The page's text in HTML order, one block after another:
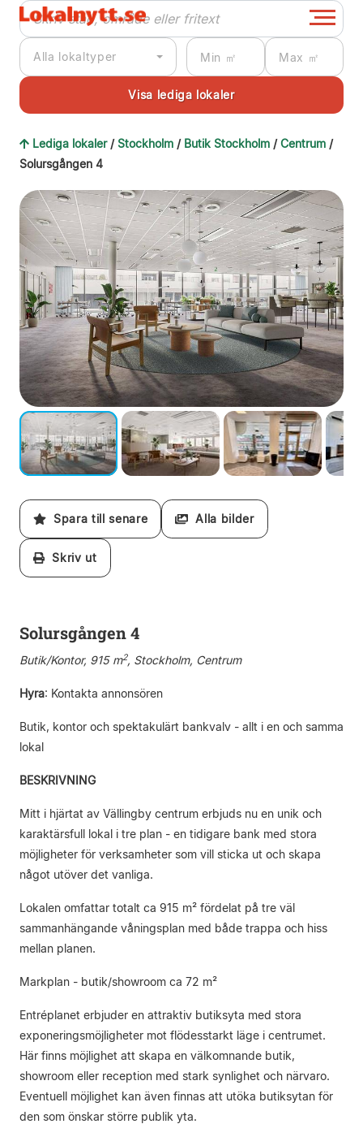
Alla lokaltyper
Lediga lokaler / Stockholm / Butik Stockholm /Centrum /
Solursgången 4
Spara till senare Alla bilder
Skriv ut
Solursgången 4
Butik/Kontor, 915 m2, Stockholm, Centrum
Hyra: Kontakta annonsören
Butik, kontor och spektakulärt bankvalv - allt i en och samma
lokal
BESKRIVNING
Mitt i hjärtat av Vällingby centrum erbjuds nu en unik och
karaktärsfull lokal i tre plan - en tidigare bank med stora
möjligheter för verksamheter som vill sticka ut och skapa
något utöver det vanliga.
Lokalen omfattar totalt ca 915 m² fördelat på tre väl
sammanhängande våningsplan med både trappa och hiss
mellan planen.
Markplan - butik/showroom ca 72 m²
Entréplanet erbjuder en attraktiv butiksyta med stora
exponeringsmöjligheter mot flödesstarkt läge i centrumet.
Här finns möjlighet att skapa en välkomnande butik,
showroom eller reception med stark synlighet och närvaro.
Eventuell möjlighet kan även finnas att utöka butiksytan för
den som önskar större publik yta.